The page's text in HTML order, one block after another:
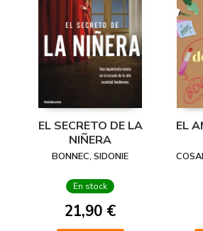
EL SECRETO DE LA
NIÑERA
BONNEC, SIDONIE
En stock
21,90 €
EL